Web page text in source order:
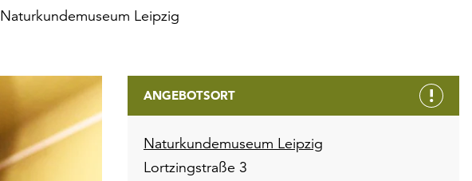
Naturkundemuseum Leipzig
ANGEBOTSORT
Naturkundemuseum Leipzig
Lortzingstraße 3